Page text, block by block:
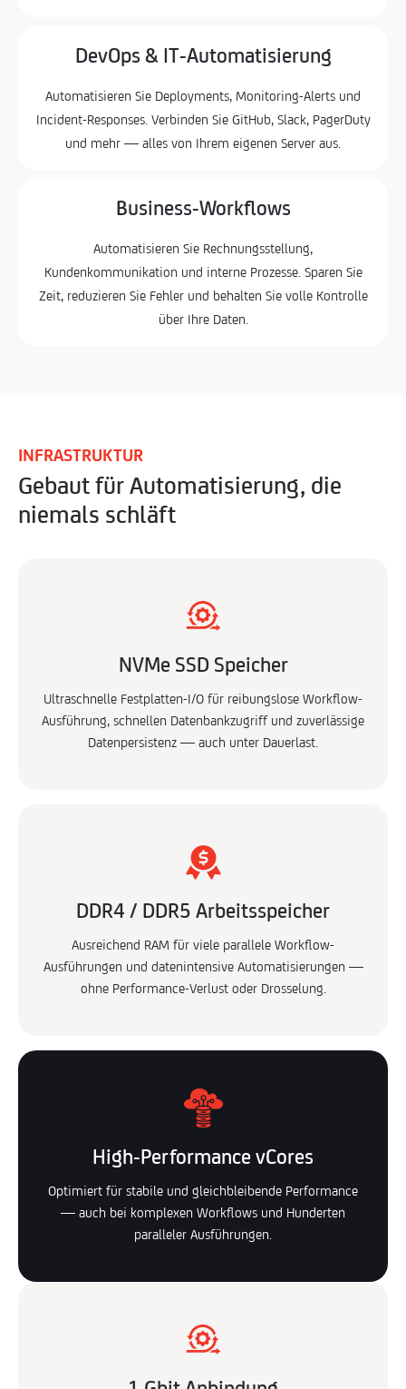
DevOps & IT-Automatisierung
Automatisieren Sie Deployments, Monitoring-Alerts und
Incident-Responses. Verbinden Sie GitHub, Slack, PagerDuty
und mehr — alles von Ihrem eigenen Server aus.
Business-Workflows
Automatisieren Sie Rechnungsstellung,
Kundenkommunikation und interne Prozesse. Sparen Sie
Zeit, reduzieren Sie Fehler und behalten Sie volle Kontrolle
über Ihre Daten.
INFRASTRUKTUR
Gebaut für Automatisierung, die
niemals schläft
NVMe SSD Speicher
Ultraschnelle Festplatten-I/O für reibungslose Workflow-
Ausführung, schnellen Datenbankzugriff und zuverlässige
Datenpersistenz — auch unter Dauerlast.
DDR4 / DDR5 Arbeitsspeicher
Ausreichend RAM für viele parallele Workflow-
Ausführungen und datenintensive Automatisierungen —
ohne Performance-Verlust oder Drosselung.
High-Performance vCores
Optimiert für stabile und gleichbleibende Performance
— auch bei komplexen Workflows und Hunderten
paralleler Ausführungen.